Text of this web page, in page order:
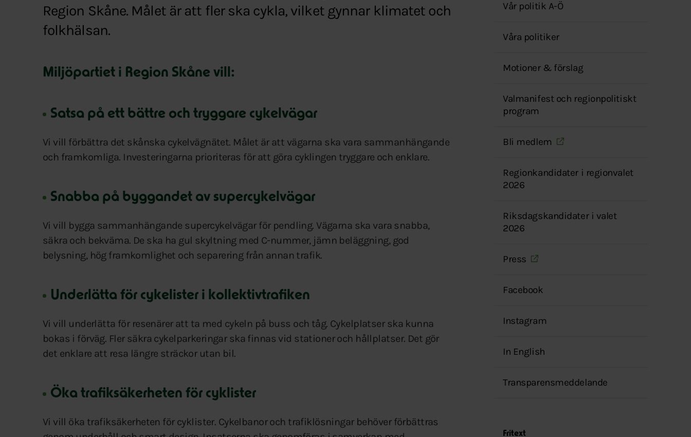
Region Skåne. Målet är att fler ska cykla, vilket gynnar klimatet och
folkhälsan.
Miljöpartiet i Region Skåne vill:
Satsa på ett bättre och tryggare cykelvägar
Vi vill förbättra det skånska cykelvägnätet. Målet är att vägarna ska vara sammanhängande
och framkomliga. Investeringarna prioriteras för att göra cyklingen tryggare och enklare.
Snabba på byggandet av supercykelvägar
Vi vill bygga sammanhängande supercykelvägar för pendling. Vägarna ska vara snabba,
säkra och bekväma. De ska ha gul skyltning med C-nummer, jämn beläggning, god
belysning, hög framkomlighet och separering från annan trafik.
Underlätta för cykelister i kollektivtrafiken
Vi vill underlätta för resenärer att ta med cykeln på buss och tåg. Cykelplatser ska kunna
bokas i förväg. Fler säkra cykelparkeringar ska finnas vid stationer och hållplatser. Det gör
det enklare att resa längre sträckor utan bil.
Öka trafiksäkerheten för cyklister
Vi vill öka trafiksäkerheten för cyklister. Cykelbanor och trafiklösningar behöver förbättras
Vår politik A-Ö
Våra politiker
Motioner & förslag
Valmanifest och regionpolitiskt
program
Bli medlem
Regionkandidater i regionvalet
2026
Riksdagskandidater i valet
2026
Press
Facebook
Instagram
In English
Transparensmeddelande
Fritext